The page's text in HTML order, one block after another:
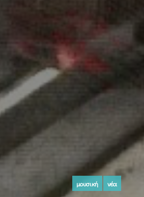
μουσική νέα